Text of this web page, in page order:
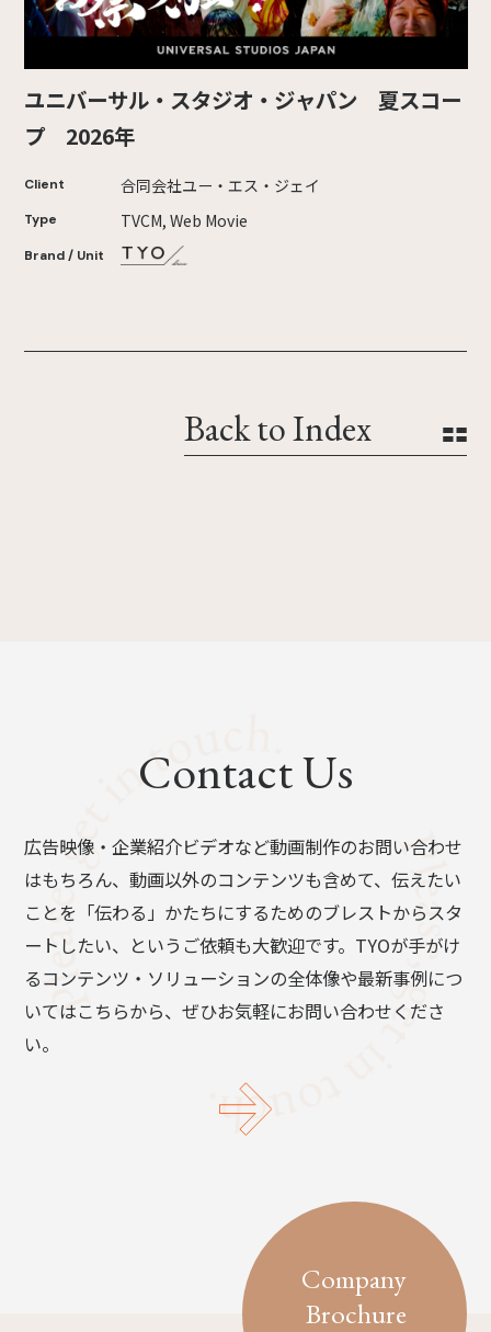
ユニバーサル・スタジオ・ジャパン 夏スコー
プ 2026年
Client 合同会社ユー・エス・ジェイ
Type TVCM, Web Movie
Brand / Unit
Back to Index
Contact Us
広告映像・企業紹介ビデオなど動画制作のお問い合わせ
はもちろん、動画以外のコンテンツも含めて、伝えたい
ことを「伝わる」かたちにするためのブレストからスタ
ートしたい、というご依頼も大歓迎です。TYOが手がけ
るコンテンツ・ソリューションの全体像や最新事例につ
いてはこちらから、ぜひお気軽にお問い合わせくださ
い。
Company
Brochure